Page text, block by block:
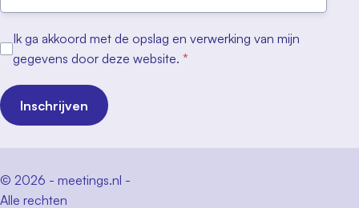
Ik ga akkoord met de opslag en verwerking van mijn
gegevens door deze website. *
Inschrijven
© 2026 - meetings.nl -
Alle rechten